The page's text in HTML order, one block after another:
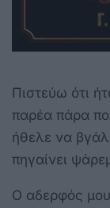
Πιστεύω ότι
παρέα πάρα
ήθελε να
πηγαίνει
Ο αδερφός